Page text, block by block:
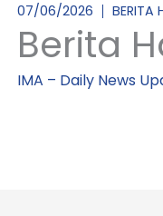
07/06/2026 BERITA
Berita
IMA – Daily News